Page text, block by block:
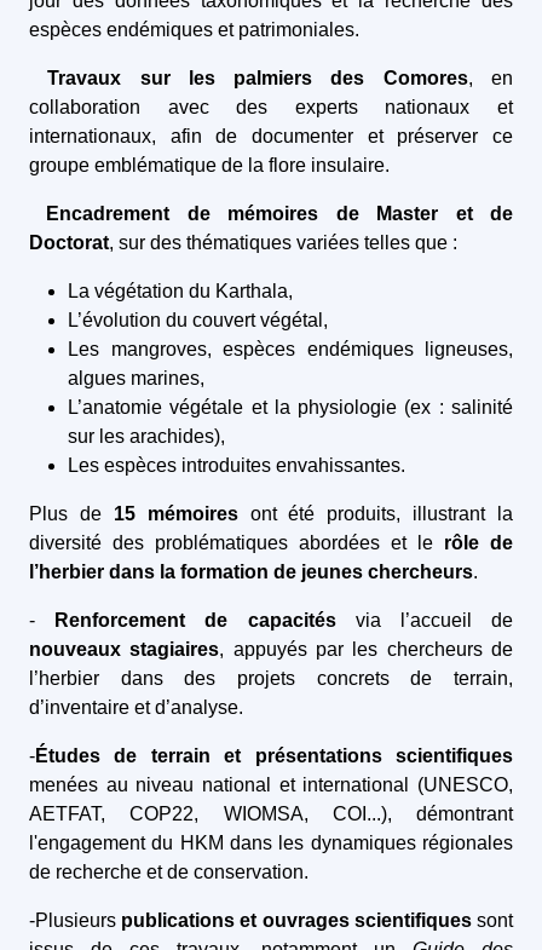
espèces endémiques et patrimoniales.
Travaux sur les palmiers des Comores, en
collaboration avec des experts nationaux et
internationaux, afin de documenter et préserver ce
groupe emblématique de la flore insulaire.
Encadrement de mémoires de Master et de
Doctorat, sur des thématiques variées telles que :
La végétation du Karthala,
L’évolution du couvert végétal,
Les mangroves, espèces endémiques ligneuses,
algues marines,
L’anatomie végétale et la physiologie (ex : salinité
sur les arachides),
Les espèces introduites envahissantes.
Plus de 15 mémoiresont été produits, illustrant la
diversité des problématiques abordées et le rôle de
l’herbier dans la formation de jeunes chercheurs.
- Renforcement de capacitésvia l’accueil de
nouveaux stagiaires, appuyés par les chercheurs de
l’herbier dans des projets concrets de terrain,
d’inventaire et d’analyse.
-Études de terrain et présentations scientifiques
menées au niveau national et international (UNESCO,
AETFAT, COP22, WIOMSA, COI...), démontrant
l'engagement du HKM dans les dynamiques régionales
de recherche et de conservation.
-Plusieurs publications et ouvrages scientifiquessont